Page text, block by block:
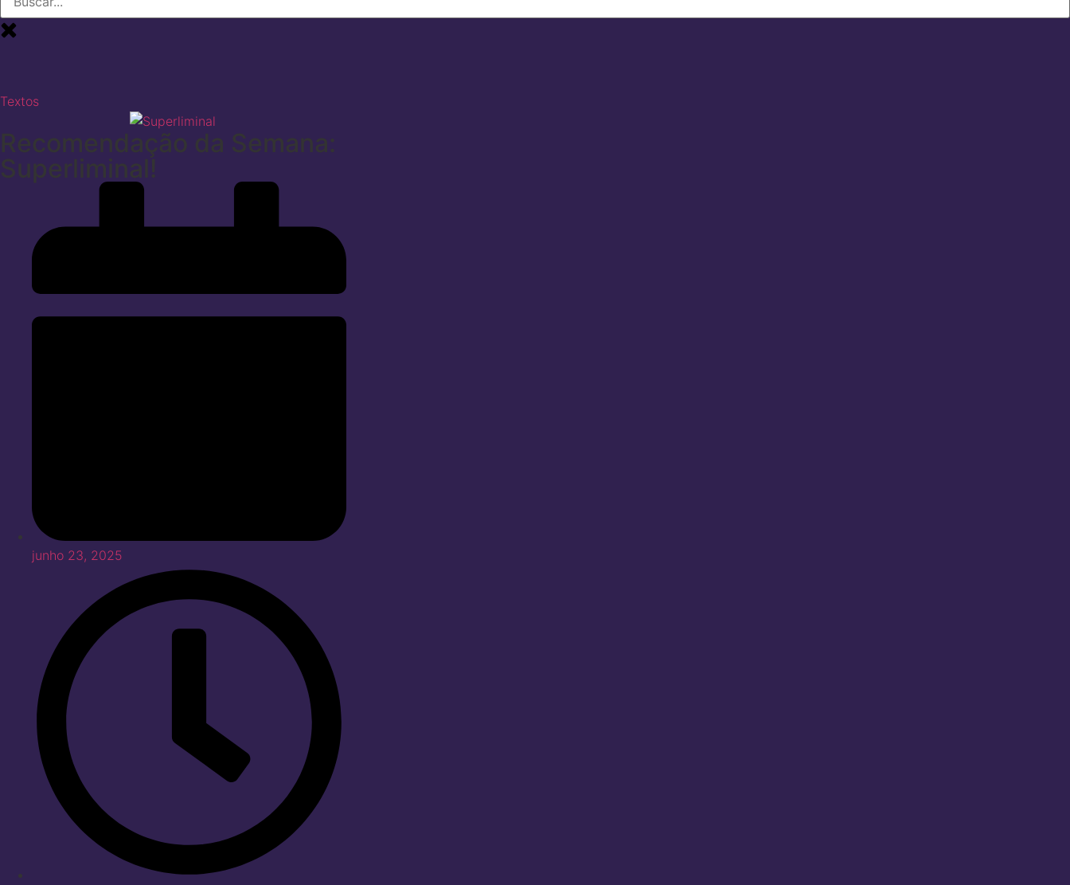
Textos
Recomendação da Semana:
Superliminal!
junho 23, 2025